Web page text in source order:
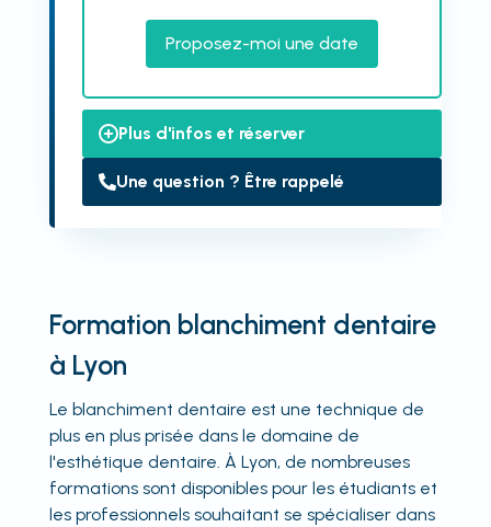
Proposez-moi une date
Plus d'infos et réserver
Une question ? Être rappelé
Formation blanchiment dentaire
à Lyon
Le blanchiment dentaire est une technique de
plus en plus prisée dans le domaine de
l'esthétique dentaire. À Lyon, de nombreuses
formations sont disponibles pour les étudiants et
les professionnels souhaitant se spécialiser dans